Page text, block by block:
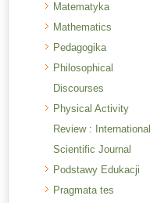
Matematyka
Mathematics
Pedagogika
Philosophical
Discourses
Physical Activity
Review : International
Scientific Journal
Podstawy Edukacji
Pragmata tes